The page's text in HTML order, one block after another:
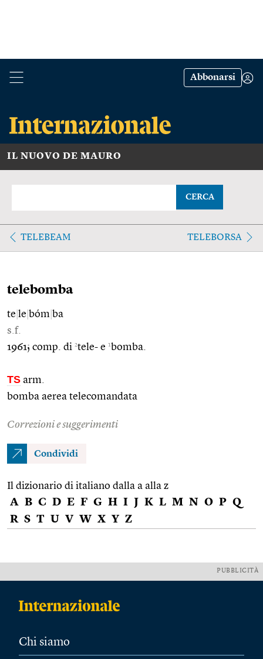
Abbonarsi
IL NUOVO DE MAURO
CERCA
TELEBEAM TELEBORSA
telebomba
te le bóm ba
s.f.
1961; comp. di 2tele- e 1bomba.
TS arm.
bomba aerea telecomandata
Correzioni e suggerimenti
Condividi
Il dizionario di italiano dalla a alla z
A B C D E F G H I J K L M N O P Q
R S T U V W X Y Z
PUBBLICITÀ
Chi siamo